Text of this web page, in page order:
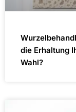
die Erhaltung
Wahl?